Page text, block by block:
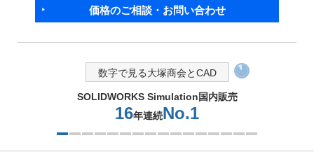
価格のご相談・お問い合わせ
数字で見る大塚商会とCAD
SOLIDWORKS Simulation国内販売
16年連続No.1